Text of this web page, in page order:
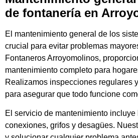
de fontanería en
El mantenimiento general de los
crucial para evitar problemas
Fontaneros Arroyomolinos,
mantenimiento completo para
Realizamos inspecciones regulares
para asegurar que todo funcione
El servicio de mantenimiento
conexiones, grifos y desagües.